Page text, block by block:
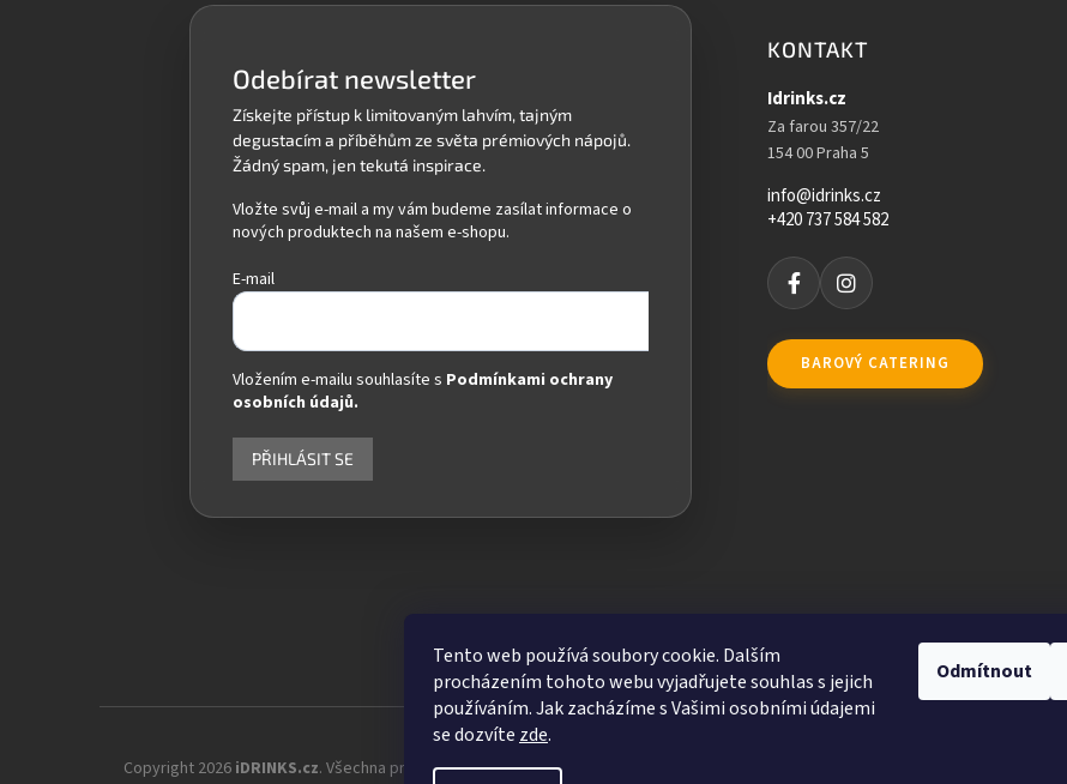
Tento web používá soubory cookie. Dalším
procházením tohoto webu vyjadřujete souhlas s jejich
používáním. Jak zacházíme s Vašimi osobními údajemi
se dozvíte zde.
Odmítnout
Odebírat newsletter
Vložte svůj e-mail a my vám budeme zasílat informace o
nových produktech na našem e-shopu.
E-mail
Vložením e-mailu souhlasíte s Podmínkami ochrany
osobních údajů.
PŘIHLÁSIT SE
KONTAKT
Idrinks.cz
Za farou 357/22
154 00 Praha 5
info@idrinks.cz
+420 737 584 582
BAROVÝ CATERING
Copyright 2026 iDRINKS.cz. Všechna práva vyhrazena.Upravit nastavení cookies